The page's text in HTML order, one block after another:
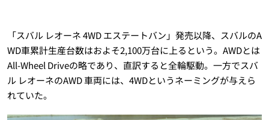
「スバル レオーネ 4WD エステートバン」発売以降、スバルのA
WD車累計生産台数はおよそ2,100万台に上るという。AWDとは
All-Wheel Driveの略であり、直訳すると全輪駆動。一方でスバ
ル レオーネのAWD 車両には、4WDというネーミングが与えら
れていた。